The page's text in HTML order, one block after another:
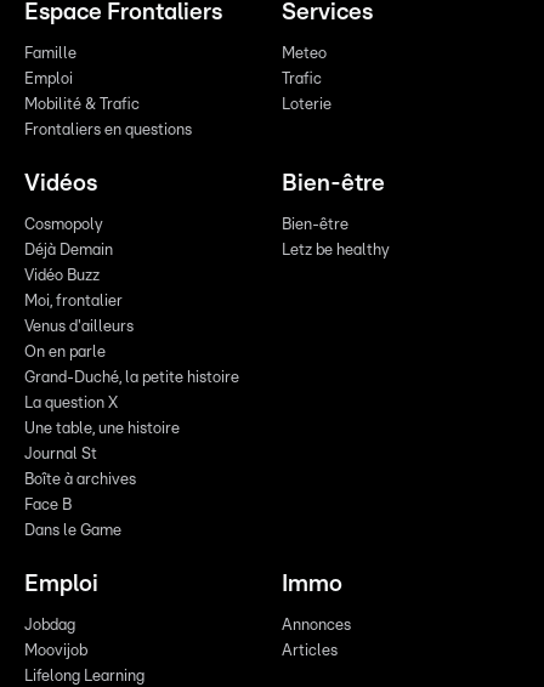
Espace Frontaliers
Famille
Emploi
Mobilité & Trafic
Frontaliers en questions
Services
Meteo
Trafic
Loterie
Vidéos
Cosmopoly
Déjà Demain
Vidéo Buzz
Moi, frontalier
Venus d'ailleurs
On en parle
Grand-Duché, la petite histoire
La question X
Une table, une histoire
Journal St
Boîte à archives
Face B
Dans le Game
Bien-être
Bien-être
Letz be healthy
Emploi
Jobdag
Moovijob
Lifelong Learning
Immo
Annonces
Articles